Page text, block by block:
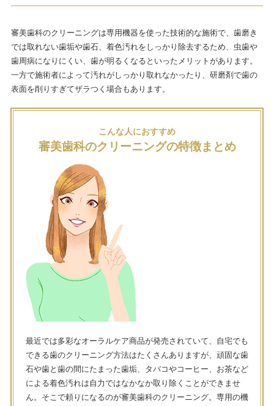
審美歯科のクリーニングは専用機器を使った技術的な施術で、歯磨き
では取れない歯垢や歯石、着色汚れをしっかり除去するため、虫歯や
歯周病になりにくい、歯が明るくなるといったメリットがあります。
一方で施術者によって汚れがしっかり取れなかったり、研磨剤で歯の
表面を削りすぎてザラつく場合もあります。
こんな人におすすめ
審美歯科のクリーニングの特徴まとめ
最近では多彩なオーラルケア商品が発売されていて、自宅でも
できる歯のクリーニング方法はたくさんありますが、頑固な歯
石や歯と歯の間にたまった歯垢、タバコやコーヒー、お茶など
による着色汚れは自力ではなかなか取り除くことができませ
ん。そこで頼りになるのが審美歯科のクリーニング。専用の機